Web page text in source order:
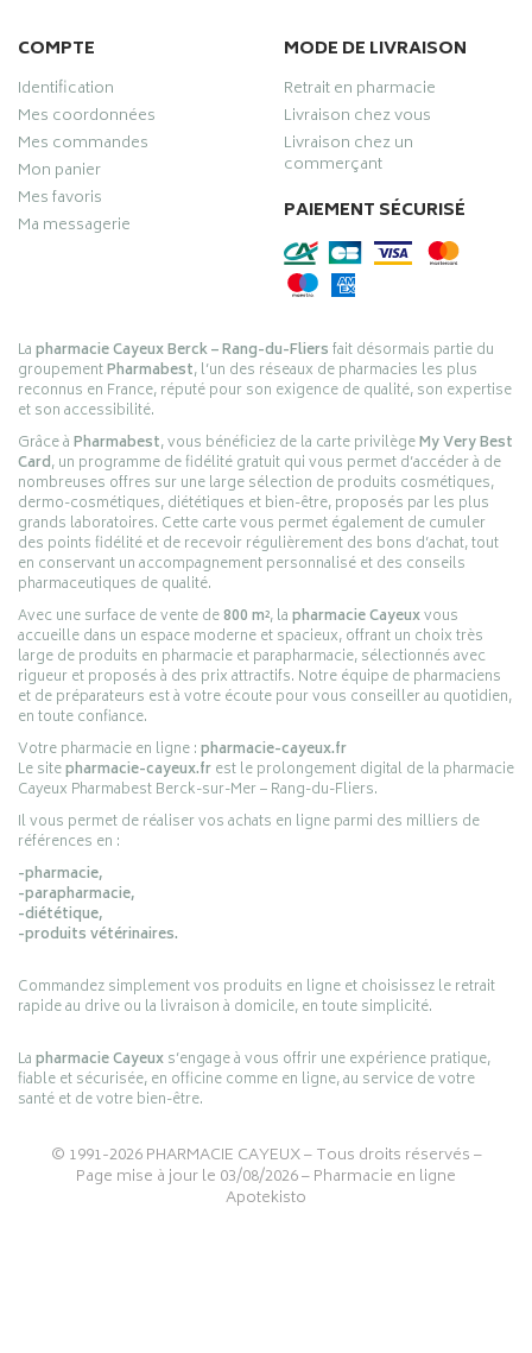
COMPTE
Identification
Mes coordonnées
Mes commandes
Mon panier
Mes favoris
Ma messagerie
MODE DE LIVRAISON
Retrait en pharmacie
Livraison chez vous
Livraison chez un
commerçant
PAIEMENT SÉCURISÉ
Lapharmacie Cayeux Berck – Rang-du-Fliersfait désormais partie du
groupementPharmabest, l’un des réseaux de pharmacies les plus
reconnus en France, réputé pour son exigence de qualité, son expertise
et son accessibilité.
Grâce àPharmabest, vous bénéficiez de la carte privilègeMy Very Best
Card, un programme de fidélité gratuit qui vous permet d’accéder à de
nombreuses offres sur une large sélection de produits cosmétiques,
dermo-cosmétiques, diététiques et bien-être, proposés par les plus
grands laboratoires. Cette carte vous permet également de cumuler
des points fidélité et de recevoir régulièrement des bons d’achat, tout
en conservant un accompagnement personnalisé et des conseils
pharmaceutiques de qualité.
Avec une surface de vente de800 m², lapharmacie Cayeuxvous
accueille dans un espace moderne et spacieux, offrant un choix très
large de produits en pharmacie et parapharmacie, sélectionnés avec
rigueur et proposés à des prix attractifs. Notre équipe de pharmaciens
et de préparateurs est à votre écoute pour vous conseiller au quotidien,
en toute confiance.
Votre pharmacie en ligne :pharmacie-cayeux.fr
Le sitepharmacie-cayeux.frest le prolongement digital de la pharmacie
Cayeux Pharmabest Berck-sur-Mer – Rang-du-Fliers.
Il vous permet de réaliser vos achats en ligne parmi des milliers de
références en :
-pharmacie,
-parapharmacie,
-diététique,
-produits vétérinaires.
Commandez simplement vos produits en ligne et choisissez le retrait
rapide au drive ou la livraison à domicile, en toute simplicité.
Lapharmacie Cayeuxs’engage à vous offrir une expérience pratique,
fiable et sécurisée, en officine comme en ligne, au service de votre
santé et de votre bien-être.
© 1991-2026PHARMACIE CAYEUX– Tous droits réservés –
Page mise à jour le 03/08/2026 –Pharmacie en ligne
Apotekisto